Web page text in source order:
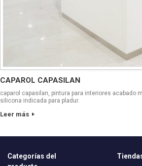
CAPAROL CAPASILAN
caparol capasilan, pintura para interiores acabado
silicona indicada para pladur.
Leer más
Categorías del